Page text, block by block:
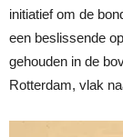
initiatief om de
een beslissende
gehouden in de
Rotterdam, vlak